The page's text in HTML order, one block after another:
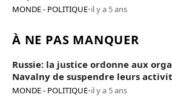
MONDE - POLITIQUE•il y a 5 ans
À NE PAS MANQUER
Russie: la justice ordonne aux
Navalny de suspendre leurs
MONDE - POLITIQUE•il y a 5 ans